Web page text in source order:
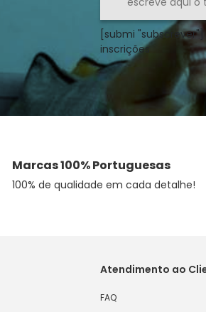
[submi
inscrições
Marcas 100% Portuguesas
100% de qualidade em cada detalhe!
Atendimento ao
FAQ